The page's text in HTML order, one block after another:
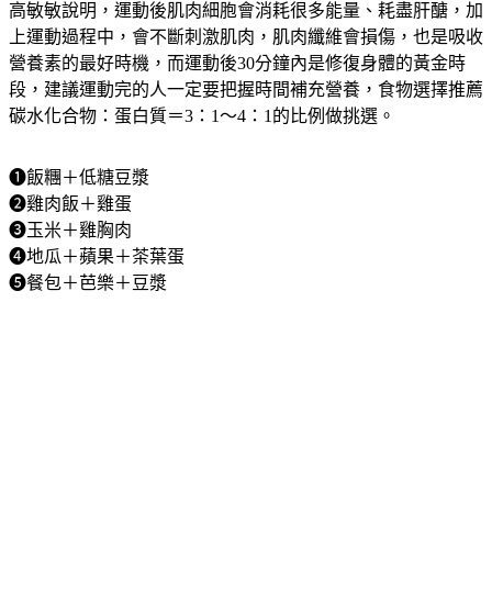
高敏敏說明，運動後肌肉細胞會消耗很多能量、耗盡肝醣，加
上運動過程中，會不斷刺激肌肉，肌肉纖維會損傷，也是吸收
營養素的最好時機，而運動後30分鐘內是修復身體的黃金時
段，建議運動完的人一定要把握時間補充營養，食物選擇推薦
碳水化合物：蛋白質＝3：1～4：1的比例做挑選。
❶飯糰＋低糖豆漿
❷雞肉飯＋雞蛋
❸玉米＋雞胸肉
❹地瓜＋蘋果＋茶葉蛋
❺餐包＋芭樂＋豆漿